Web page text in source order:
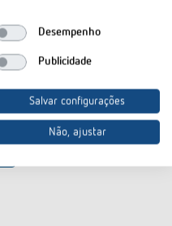
SYN 160 a (437,6 kB)
Desempenho
Publicidade
Salvar configurações
Não, ajustar